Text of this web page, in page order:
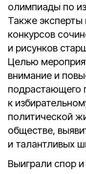
олимпиады по
Также эксперты
конкурсов
и рисунков
Целью
внимание и
подрастающего
к
политической
обществе,
и талантливых
Выиграли спор